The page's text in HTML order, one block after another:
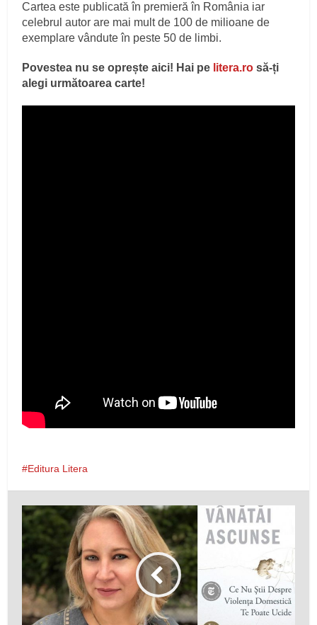
Cartea este publicată în premieră în România iar
celebrul autor are mai mult de 100 de milioane de
exemplare vândute în peste 50 de limbi.
Povestea nu se oprește aici! Hai pe litera.ro să-ți
alegi următoarea carte!
Editura Litera